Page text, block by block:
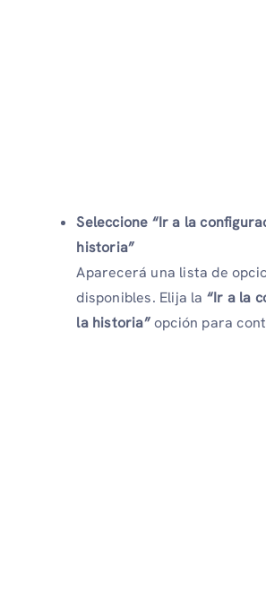
Seleccione “Ir a la
historia”
Aparecerá una lista de
disponibles. Elija la “Ir a la
la historia”opción para